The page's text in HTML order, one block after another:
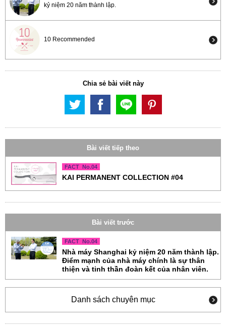
kỷ niệm 20 năm thành lập.
10 Recommended
Chia sẻ bài viết này
Bài viết tiếp theo
FACT No.04
KAI PERMANENT COLLECTION #04
Bài viết trước
FACT No.04
Nhà máy Shanghai kỷ niệm 20 năm thành lập.
Điểm mạnh của nhà máy chính là sự thân
thiện và tinh thần đoàn kết của nhân viên.
Danh sách chuyên mục